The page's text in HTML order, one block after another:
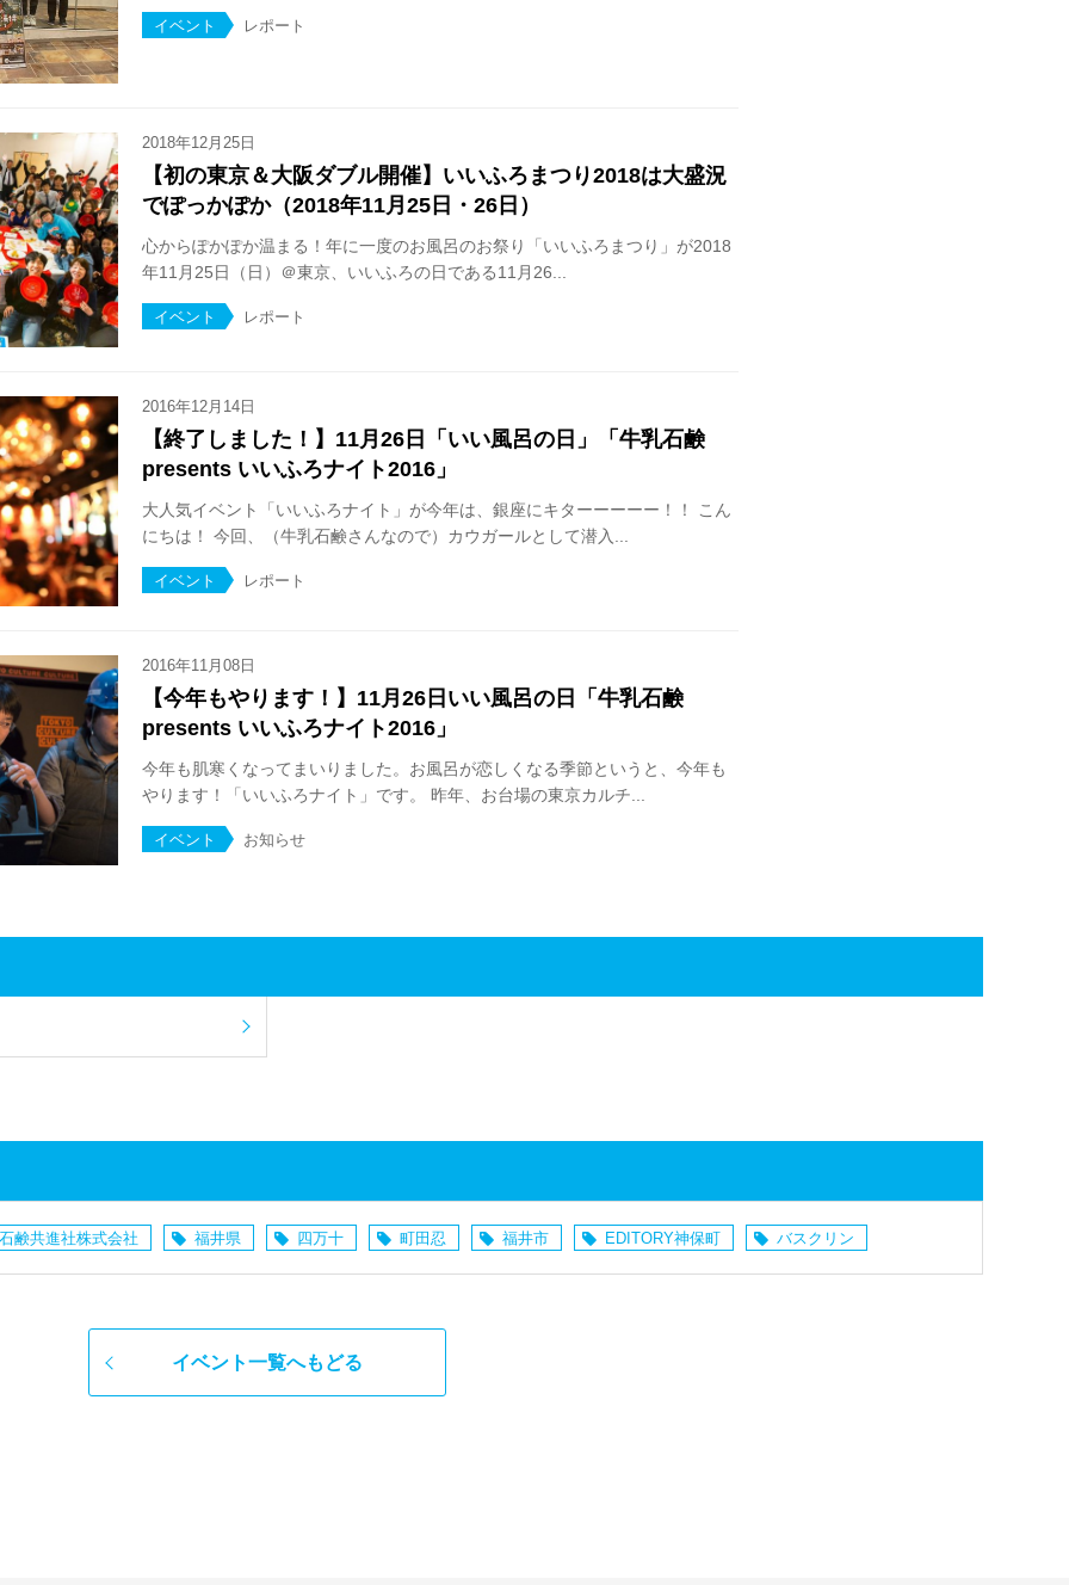
イベント レポート
2018年12月25日
【初の東京＆大阪ダブル開催】いいふろまつり2018は大盛況
でぽっかぽか（2018年11月25日・26日）
心からぽかぽか温まる！年に一度のお風呂のお祭り「いいふろまつり」が2018
年11月25日（日）＠東京、いいふろの日である11月26...
イベント レポート
2016年12月14日
【終了しました！】11月26日「いい風呂の日」「牛乳石鹸
presents いいふろナイト2016」
大人気イベント「いいふろナイト」が今年は、銀座にキターーーーー！！ こん
にちは！ 今回、（牛乳石鹸さんなので）カウガールとして潜入...
イベント レポート
2016年11月08日
【今年もやります！】11月26日いい風呂の日「牛乳石鹸
presents いいふろナイト2016」
今年も肌寒くなってまいりました。お風呂が恋しくなる季節というと、今年も
やります！「いいふろナイト」です。 昨年、お台場の東京カルチ...
イベント お知らせ
鹸共進社株式会社 福井県 四万十 町田忍 福井市 EDITORY神保町 バスクリン
イベント一覧へもどる